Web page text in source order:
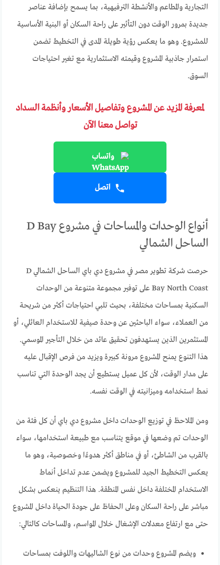
التجارية والمطاعم والأنشطة الترفيهية، بما يسمح بإضافة عناصر
جديدة بمرور الوقت دون التأثير على راحة السكان أو البنية الأساسية
للمشروع. وهو ما يعكس رؤية طويلة المدى في التخطيط تضمن
استمرار جاذبية المشروع وقيمته الاستثمارية مع تغير احتياجات
السوق.
لمعرفة المزيد عن المشروع وتفاصيل الأسعار وأنظمة السداد
تواصل معنا الآن
واتساب
اتصل
أنواع الوحدات والمساحات في مشروع D Bay
الساحل الشمالي
حرصت شركة تطوير مصر في مشروع دي باي الساحل الشمالي D
Bay North Coast على توفير مجموعة متنوعة من الوحدات
السكنية بمساحات مختلفة، بحيث تلبي احتياجات أكثر من شريحة
من العملاء، سواء الباحثين عن وحدة صيفية للاستخدام العائلي، أو
المستثمرين الذين يستهدفون تحقيق عائد من خلال التأجير الموسمي.
هذا التنوع يمنح المشروع مرونة كبيرة ويزيد من فرص الإقبال عليه
على مدار الوقت، لأن كل عميل يستطيع أن يجد الوحدة التي تناسب
نمط استخدامه وميزانيته في الوقت نفسه.
ومن الملاحظ في توزيع الوحدات داخل مشروع دي باي أن كل فئة من
الوحدات تم وضعها في موقع يتناسب مع طبيعة استخدامها، سواء
بالقرب من الشاطئ، أو في مناطق أكثر هدوءًا وخصوصية، وهو ما
يعكس التخطيط الجيد للمشروع ويضمن عدم تداخل أنماط
الاستخدام المختلفة داخل نفس المنطقة. هذا التنظيم ينعكس بشكل
مباشر على راحة السكان وعلى الحفاظ على جودة الحياة داخل المشروع
حتى مع ارتفاع معدلات الإشغال خلال المواسم، والمساحات كالتالي:
ويضم المشروع وحدات من نوع الشاليهات واللوفت بمساحات